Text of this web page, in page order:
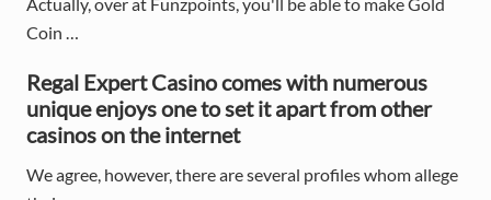
S
i
d
e
b
Coin …
Regal Expert Casino comes with numerous
unique enjoys one to set it apart from other
casinos on the internet
We agree, however, there are several profiles whom allege